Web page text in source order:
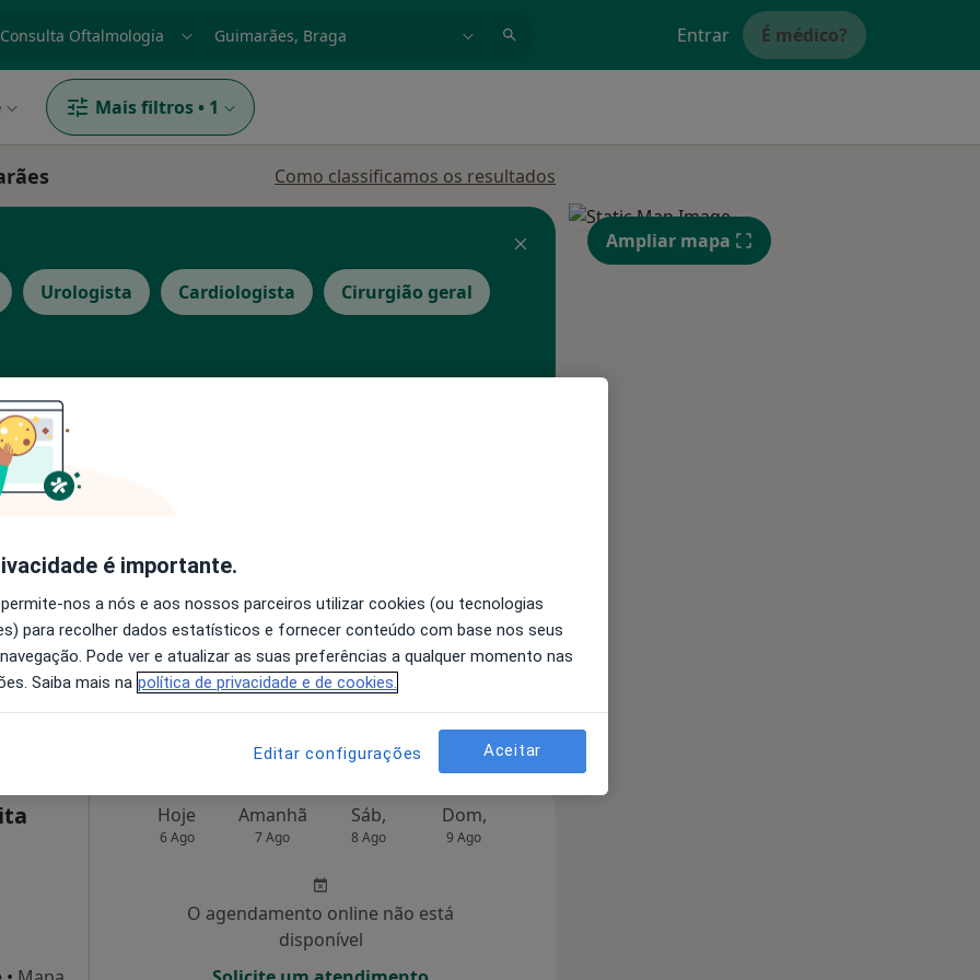
Entrar É médico?
Mais filtros • 1
Como classificamos os resultados
Urologista Cardiologista Cirurgião geral
Solicite um atendimento
Hoje
6 Ago
Amanhã
7 Ago
Sáb,
8 Ago
Dom,
9 Ago
O agendamento online não está
disponível
Ampliar mapa
é importante.
nos a nós e aos nossos parceiros utilizar cookies (ou tecnologias
para recolher dados estatísticos e fornecer conteúdo com base nos seus
Pode ver e atualizar as suas preferências a qualquer momento nas
Saiba mais na política de privacidade e de cookies.
Editar configurações Aceitar